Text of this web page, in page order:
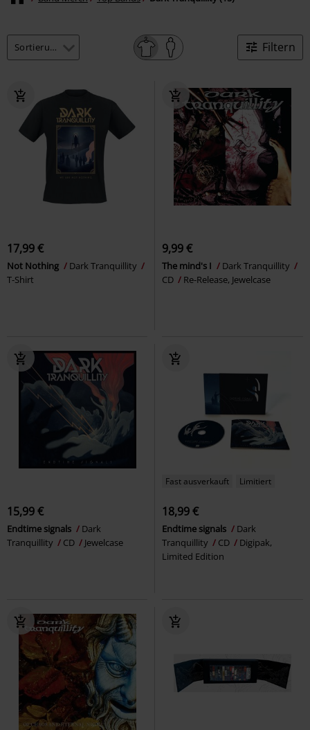
Filtern
17,99 €
Not Nothing
Dark Tranquillity
T-Shirt
9,99 €
The mind's I
Dark Tranquillity
CD
Re-Release, Jewelcase
15,99 €
Endtime signals
Dark
Tranquillity
CD Jewelcase
Fast ausverkauft Limitiert
18,99 €
Endtime signals
Dark
Tranquillity
CD
Digipak,
Limited Edition